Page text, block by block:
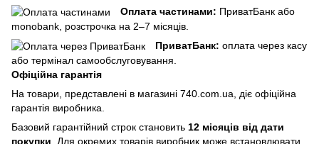
Оплата частинами: ПриватБанк або
monobank, розстрочка на 2–7 місяців.
ПриватБанк: оплата через касу
або термінал самообслуговування.
Офіційна гарантія
На товари, представлені в магазині 740.com.ua, діє офіційна
гарантія виробника.
Базовий гарантійний строк становить 12 місяців від дати
покупки. Для окремих товарів виробник може встановлювати